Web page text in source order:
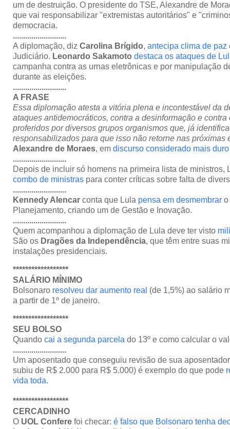
um de destruição. O presidente do TSE, Alexandre de
que vai responsabilizar "extremistas autoritários" e
democracia.
..........................
A diplomação, diz Carolina Brígido, antecipa clima de paz
Judiciário. Leonardo Sakamoto destaca os ataques de
campanha contra as urnas eletrônicas e por manipulação
durante as eleições.
..........................
A FRASE
Essa diplomação atesta a vitória plena e incontestável da
ataques antidemocráticos, contra a desinformação e
proferidos por diversos grupos organismos que, já
responsabilizados para que isso não retorne nas próximas
Alexandre de Moraes, em discurso considerado mais duro
..........................
Depois de incluir só homens na primeira lista de ministros,
combo de ministras para conter críticas sobre falta de
..........................
Kennedy Alencar conta que Lula pensa em desmembrar o
Planejamento, criando um de Gestão e Inovação.
..........................
Quem acompanhou a diplomação de Lula deve ter visto
São os Dragões da Independência, que têm entre suas
instalações presidenciais.
******************
SALÁRIO MÍNIMO
Bolsonaro resolveu dar aumento real (de 1,5%) ao salário
a partir de 1º de janeiro.
******************
SEU BOLSO
Quando cai a segunda parcela do 13º e como calcular o
..........................
Um aposentado que conseguiu revisão de sua
subiu de R$ 2.000 para R$ 5.000) é exemplo do que pode
vida toda.
******************
CERCADINHO
O UOL Confere foi checar: é falso que Bolsonaro tenha